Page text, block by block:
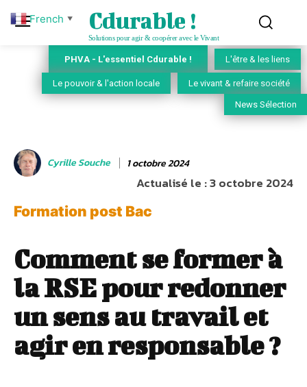
Cdurable !
Solutions pour agir & coopérer avec le Vivant
PHVA - L'essentiel Cdurable ! L'être & les liens
Le pouvoir & l'action locale Le vivant & refaire société
News Sélection
Cyrille Souche 1 octobre 2024
Actualisé le :3 octobre 2024
Formation post Bac
Comment se former à
la RSE pour redonner
un sens au travail et
agir en responsable ?
French ▼